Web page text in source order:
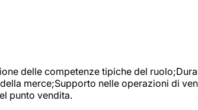
delle competenze tipiche del
merce;Supporto nelle operazioni di
punto vendita.